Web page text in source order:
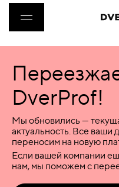
ДВЕРИ
ФУРНИТУРА
ВОРОТА
ПЕРЕГОРОДКИ
DverProf!
Мы обновились —
актуальность. Все
переносим на новую
Если вашей компании
нам, мы поможем с